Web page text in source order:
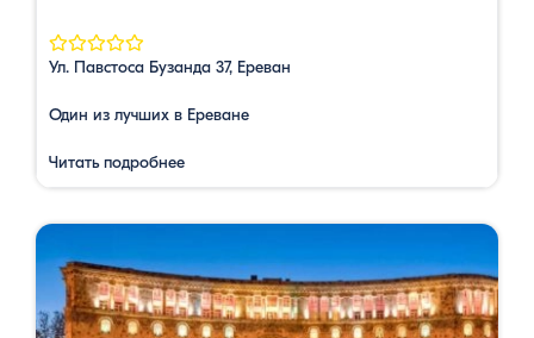
Ул. Павстосa Бузандa 37, Ереван
Один из лучших в Ереване
Читать подробнее